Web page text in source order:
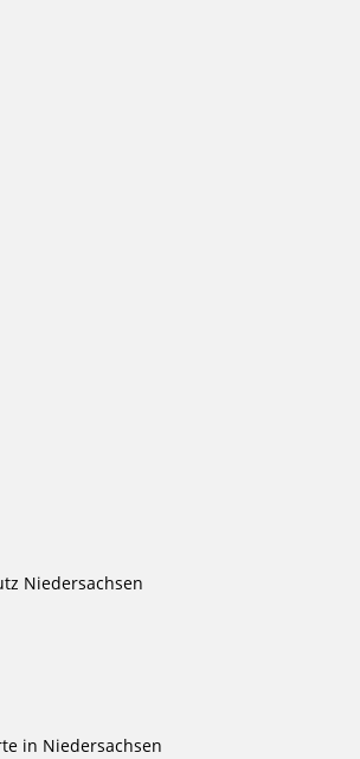
Niedersachsen
in Niedersachsen